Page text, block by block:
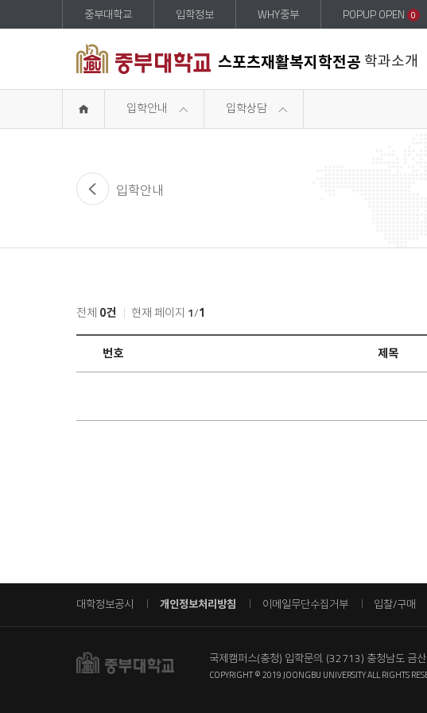
스포츠재활복지학전공
중부대학교 입학정보 WHY중부 POPUP OPEN 0
학과소개
입학안내
입학안내 입학상담
전체 0건 현재 페이지 1/1
상
록
번호 제목
대학정보공시 개인정보처리방침 이메일무단수집거부 입찰/구매
국제캠퍼스(충청) 입학문의 (32713) 충청남도 금
COPYRIGHT © 2019 JOONGBU UNIVERSITY ALL RIGHTS